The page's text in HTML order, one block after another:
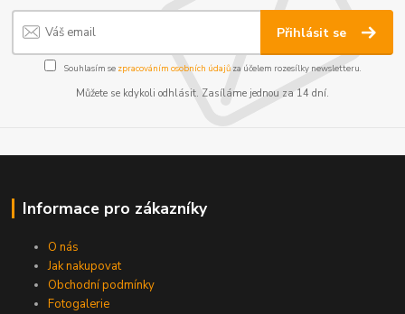
Přihlásit se
Souhlasím se zpracováním osobních údajůza účelem rozesílky newsletteru.
Můžete se kdykoli odhlásit. Zasíláme jednou za 14 dní.
Informace pro zákazníky
O nás
Jak nakupovat
Obchodní podmínky
Fotogalerie